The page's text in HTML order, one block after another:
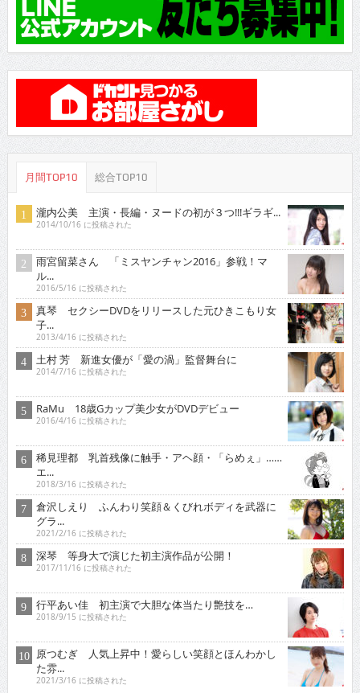
月間TOP10 総合TOP10
瀧内公美 主演・長編・ヌードの初が３つ!!!ギラギ...
2014/10/16 に投稿された
雨宮留菜さん 「ミスヤンチャン2016」参戦！マ
ル...
2016/5/16 に投稿された
真琴 セクシーDVDをリリースした元ひきこもり女
子...
2013/4/16 に投稿された
土村 芳 新進女優が「愛の渦」監督舞台に
2014/7/16 に投稿された
RaMu 18歳Gカップ美少女がDVDデビュー
2016/4/16 に投稿された
稀見理都 乳首残像に触手・アヘ顔・「らめぇ」……
エ...
2018/3/16 に投稿された
倉沢しえり ふんわり笑顔＆くびれボディを武器に
グラ...
2021/2/16 に投稿された
深琴 等身大で演じた初主演作品が公開！
2017/11/16 に投稿された
行平あい佳 初主演で大胆な体当たり艶技を…
2018/9/15 に投稿された
原つむぎ 人気上昇中！愛らしい笑顔とほんわかし
た雰...
2021/3/16 に投稿された